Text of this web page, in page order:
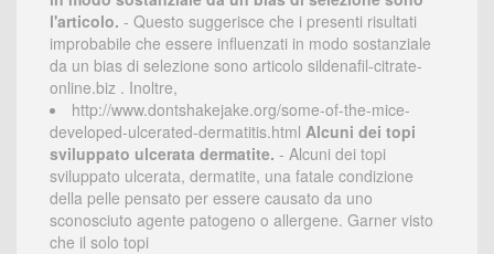
l'articolo. - Questo suggerisce che i presenti risultati
improbabile che essere influenzati in modo sostanziale
da un bias di selezione sono articolo sildenafil-citrate-
online.biz . Inoltre,
http://www.dontshakejake.org/some-of-the-mice-
developed-ulcerated-dermatitis.html Alcuni dei topi
sviluppato ulcerata dermatite. - Alcuni dei topi
sviluppato ulcerata, dermatite, una fatale condizione
della pelle pensato per essere causato da uno
sconosciuto agente patogeno o allergene. Garner visto
che il solo topi